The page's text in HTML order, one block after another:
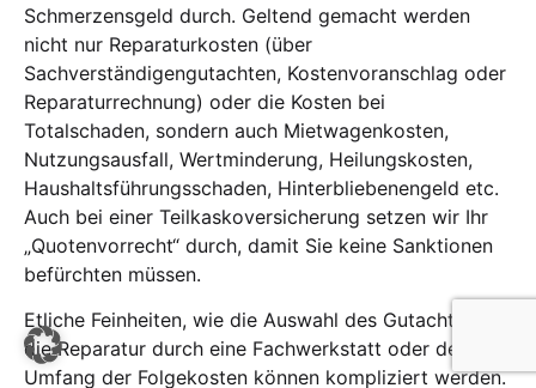
Schmerzensgeld durch. Geltend gemacht werden
nicht nur Reparaturkosten (über
Sachverständigengutachten, Kostenvoranschlag oder
Reparaturrechnung) oder die Kosten bei
Totalschaden, sondern auch Mietwagenkosten,
Nutzungsausfall, Wertminderung, Heilungskosten,
Haushaltsführungsschaden, Hinterbliebenengeld etc.
Auch bei einer Teilkaskoversicherung setzen wir Ihr
„Quotenvorrecht“ durch, damit Sie keine Sanktionen
befürchten müssen.
Etliche Feinheiten, wie die Auswahl des Gutachters,
die Reparatur durch eine Fachwerkstatt oder der
Umfang der Folgekosten können kompliziert werden.